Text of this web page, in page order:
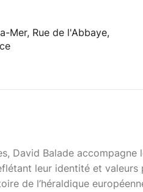
Mer, Rue de l'Abbaye,
David Balade accompagne
leur identité et valeurs
de l’héraldique